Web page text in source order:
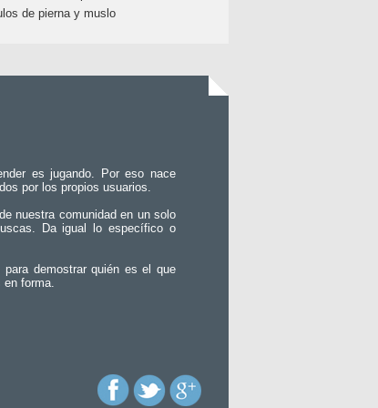
de pierna y muslo
es jugando. Por eso nace
por los propios usuarios.
nuestra comunidad en un solo
Da igual lo específico o
demostrar quién es el que
en forma.